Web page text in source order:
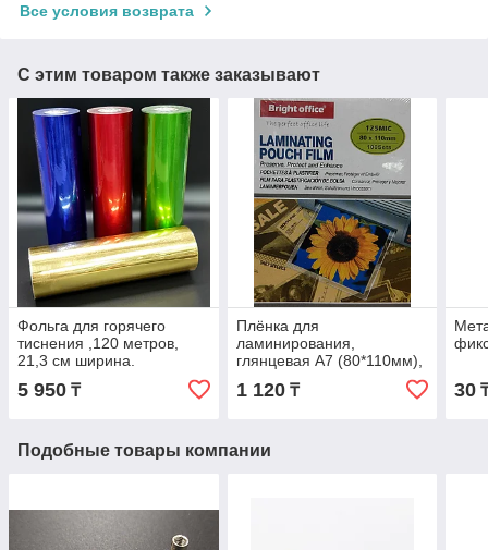
Все условия возврата
С этим товаром также заказывают
Фольга для горячего
тиснения ,120 метров,
21,3 см ширина.
5 950 ₸
Плёнка для
ламинирования,
глянцевая A7 (80*110мм),
125 микрон
1 120₸ 30
Подобные товары компании